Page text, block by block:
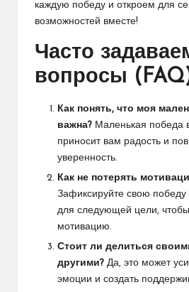
каждую победу и откроем для
возможностей вместе!
Часто
вопросы
Как понять, что моя
важна? Маленькая победа
приносит вам радость и
уверенность.
Как не потерять
Зафиксируйте свою победу
для следующей цели,
мотивацию.
Стоит ли делиться
другими? Да, это может
эмоции и создать